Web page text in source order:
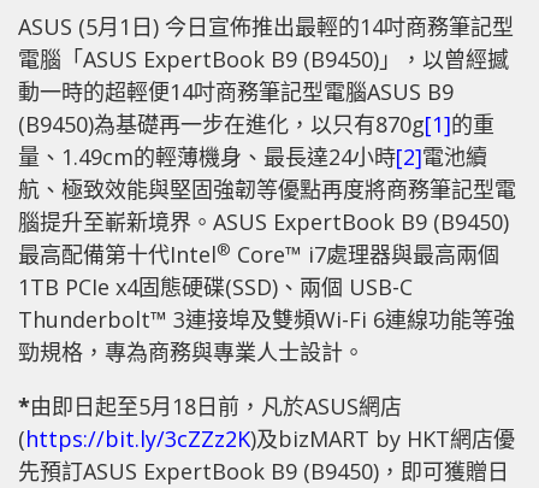
ASUS (5月1日) 今日宣佈推出最輕的14吋商務筆記型
電腦「ASUS ExpertBook B9 (B9450)」，以曾經撼
動一時的超輕便14吋商務筆記型電腦ASUS B9
(B9450)為基礎再一步在進化，以只有870g[1]的重
量、1.49cm的輕薄機身、最長達24小時[2]電池續
航、極致效能與堅固強韌等優點再度將商務筆記型電
腦提升至嶄新境界。ASUS ExpertBook B9 (B9450)
最高配備第十代Intel® Core™ i7處理器與最高兩個
1TB PCIe x4固態硬碟(SSD)、兩個 USB-C
Thunderbolt™ 3連接埠及雙頻Wi-Fi 6連線功能等強
勁規格，專為商務與專業人士設計。
*由即日起至5月18日前，凡於ASUS網店
(https://bit.ly/3cZZz2K)及bizMART by HKT網店優
先預訂ASUS ExpertBook B9 (B9450)，即可獲贈日